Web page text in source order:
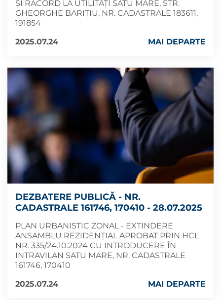
ȘI RACORD LA UTILITĂȚI SATU MARE, STR.
GHEORGHE BARIȚIU, NR. CADASTRALE 183611,
191854
2025.07.24
MAI DEPARTE
DEZBATERE PUBLICĂ - NR.
CADASTRALE 161746, 170410 - 28.07.2025
PLAN URBANISTIC ZONAL - EXTINDERE
ANSAMBLU REZIDENȚIAL APROBAT PRIN HCL
NR. 335/24.10.2024 CU INTRODUCERE ÎN
INTRAVILAN SATU MARE, NR. CADASTRALE
161746, 170410
2025.07.24
MAI DEPARTE